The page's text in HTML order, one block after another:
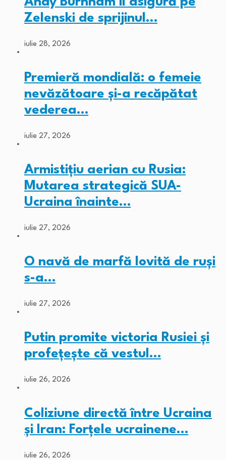
Zelenski de sprijinul…
iulie 28, 2026
Premieră mondială: o femeie
nevăzătoare și-a recăpătat
vederea…
iulie 27, 2026
Armistițiu aerian cu Rusia:
Mutarea strategică SUA-
Ucraina înainte…
iulie 27, 2026
O navă de marfă lovită de ruși
s-a…
iulie 27, 2026
Putin promite victoria Rusiei și
profețește că vestul…
iulie 26, 2026
Coliziune directă între Ucraina
și Iran: Forțele ucrainene…
iulie 26, 2026